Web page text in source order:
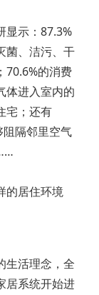
显示：87.3%
菌、洁污、干
70.6%的消费
体进入室内的
宅；还有
隔邻里空气
的居住环境
生活理念，全
居系统开始进